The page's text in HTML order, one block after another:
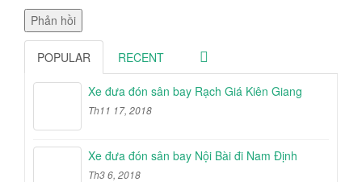
POPULAR RECENT
Xe đưa đón sân bay Rạch Giá Kiên Giang
Th11 17, 2018
Xe đưa đón sân bay Nội Bài đi Nam Định
Th3 6, 2018